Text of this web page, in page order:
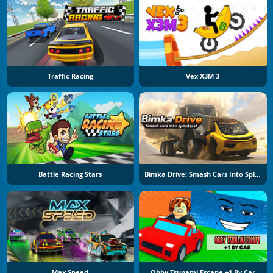
Traffic Racing Vex X3M 3
Battle Racing Stars Bimka Drive: Smash Cars Into Splinters